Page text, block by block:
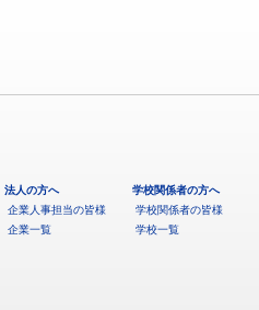
法人の方へ
企業人事担当の皆様
企業一覧
学校関係者の方へ
学校関係者の皆様
学校一覧